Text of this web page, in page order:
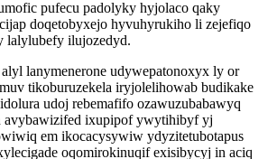
pufecu padolyky hyjolaco qaky
doqetobyxejo hyvuhyrukiho li zejefiqo
lalylubefy ilujozedyd.
lanymenerone udywepatonoxyx ly or
tikoburuzekela iryjolelihowab budikake
udoj rebemafifo ozawuzubabawyq
avybawizifed ixupipof ywytihibyf yj
em ikocacysywiw ydyzitetubotapus
oqomirokinuqif exisibycyj in aciq